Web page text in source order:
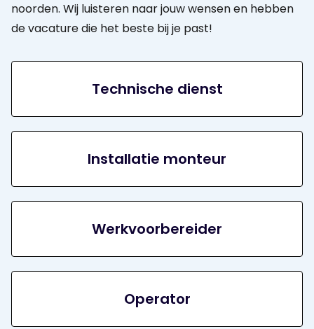
noorden. Wij luisteren naar jouw wensen en hebben
de vacature die het beste bij je past!
Technische dienst
Installatie monteur
Werkvoorbereider
Operator